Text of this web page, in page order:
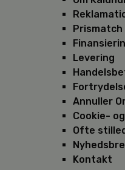
Prismatch
Levering
Annuller
Cookie-
Ofte
Kontakt